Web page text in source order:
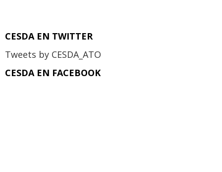
CESDA EN TWITTER
Tweets by CESDA_ATO
CESDA EN FACEBOOK